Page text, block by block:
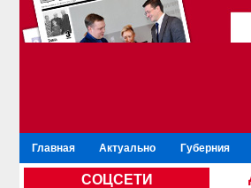
Главная Актуально Губерния
СОЦСЕТИ